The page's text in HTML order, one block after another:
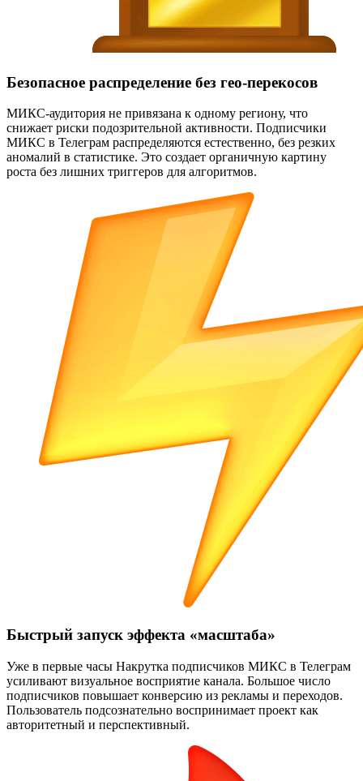
Безопасное распределение без гео-перекосов
МИКС-аудитория не привязана к одному региону, что
снижает риски подозрительной активности. Подписчики
МИКС в Телеграм распределяются естественно, без резких
аномалий в статистике. Это создает органичную картину
роста без лишних триггеров для алгоритмов.
Быстрый запуск эффекта «масштаба»
Уже в первые часы Накрутка подписчиков МИКС в Телеграм
усиливают визуальное восприятие канала. Большое число
подписчиков повышает конверсию из рекламы и переходов.
Пользователь подсознательно воспринимает проект как
авторитетный и перспективный.